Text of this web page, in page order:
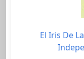
El Iris De